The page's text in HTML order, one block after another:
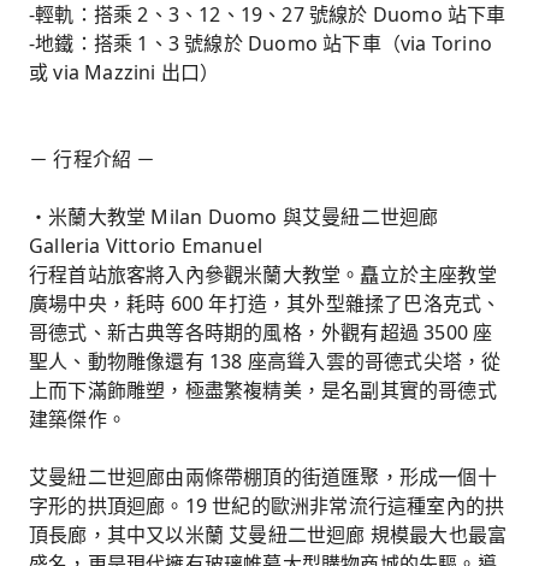
-輕軌：搭乘 2、3、12、19、27 號線於 Duomo 站下車
-地鐵：搭乘 1、3 號線於 Duomo 站下車（via Torino
或 via Mazzini 出口）
－ 行程介紹 －
・米蘭大教堂 Milan Duomo 與艾曼紐二世迴廊
Galleria Vittorio Emanuel
行程首站旅客將入內參觀米蘭大教堂。矗立於主座教堂
廣場中央，耗時 600 年打造，其外型雜揉了巴洛克式、
哥德式、新古典等各時期的風格，外觀有超過 3500 座
聖人、動物雕像還有 138 座高聳入雲的哥德式尖塔，從
上而下滿飾雕塑，極盡繁複精美，是名副其實的哥德式
建築傑作。
艾曼紐二世迴廊由兩條帶棚頂的街道匯聚，形成一個十
字形的拱頂迴廊。19 世紀的歐洲非常流行這種室內的拱
頂長廊，其中又以米蘭 艾曼紐二世迴廊 規模最大也最富